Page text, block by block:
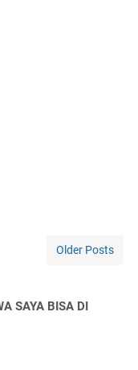
Older Posts
SAYA BISA DI